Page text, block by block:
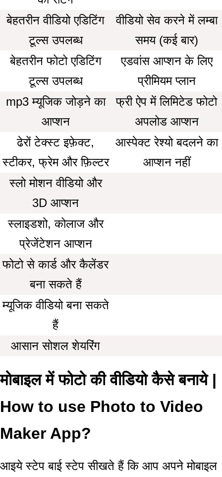
बेहतरीन वीडियो एडिटिंग
टूल्स उपलब्ध
वीडियो सेव करने में लम्बा
समय (कई बार)
बेहतरीन फोटो एडिटिंग
टूल्स उपलब्ध
एडवांस आप्शन के लिए
प्रीमियम प्लान
mp3 म्यूजिक जोड़ने का
आप्शन
फ्री ऐप में लिमिटेड फोटो
अपलोड आप्शन
ढेरों टेक्स्ट इफ़ेक्ट,
स्टीकर, फ्रेम और फ़िल्टर
आस्पेक्ट रेश्यो बदलने का
आप्शन नहीं
स्लो मोशन वीडियो और
3D आप्शन
स्लाइडशो, कोलाज और
प्रेजेंटेशन आप्शन
फोटो से कार्ड और कैलेंडर
बना सकते हैं
म्यूजिक वीडियो बना सकते
हैं
आसान सोशल शेयरिंग
मोबाइल में फोटो की वीडियो कैसे बनाये |
How to use Photo to Video
Maker App?
आइये स्टेप बाई स्टेप सीखते हैं कि आप अपने मोबाइल